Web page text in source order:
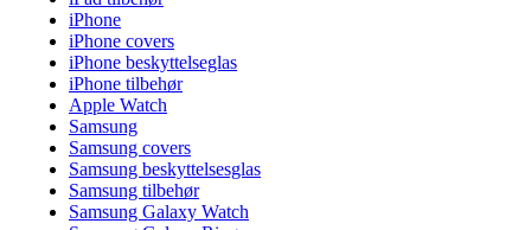
iPhone
iPhone covers
iPhone beskyttelseglas
iPhone tilbehør
Apple Watch
Samsung
Samsung covers
Samsung beskyttelsesglas
Samsung tilbehør
Samsung Galaxy Watch